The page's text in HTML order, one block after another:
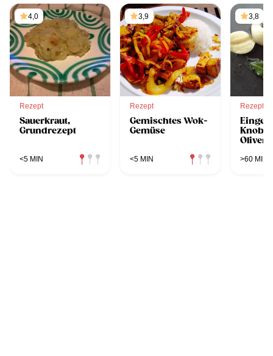
4,0
Rezept
Sauerkraut,
Grundrezept
<5 MIN
3,9
Rezept
Gemischtes Wok-
Gemüse
<5 MIN
3,8
Rezept
>60 MIN